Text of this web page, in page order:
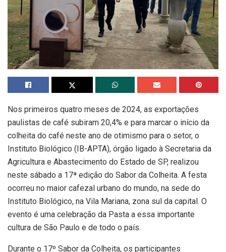
Nos primeiros quatro meses de 2024, as exportações
paulistas de café subiram 20,4% e para marcar o início da
colheita do café neste ano de otimismo para o setor, o
Instituto Biológico (IB-APTA), órgão ligado à Secretaria da
Agricultura e Abastecimento do Estado de SP, realizou
neste sábado a 17ª edição do Sabor da Colheita. A festa
ocorreu no maior cafezal urbano do mundo, na sede do
Instituto Biológico, na Vila Mariana, zona sul da capital. O
evento é uma celebração da Pasta a essa importante
cultura de São Paulo e de todo o país.
Durante o 17º Sabor da Colheita, os participantes